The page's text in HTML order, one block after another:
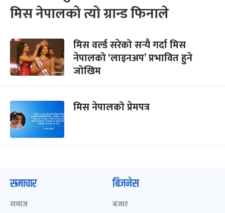
मिस नेपालको त्यो ग्रान्ड फिनाले
मिस वर्ल्ड सरेको सर्‍यै गर्दा मिस
नेपालको ‘लाइनअप’ प्रभावित हुने
जोखिम
मिस नेपालको प्रेमपत्र
समाचार
समाज
बिजनेस
बजार